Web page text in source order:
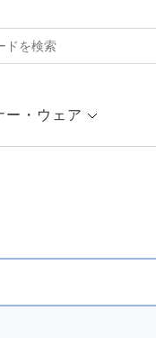
ー・ウェア